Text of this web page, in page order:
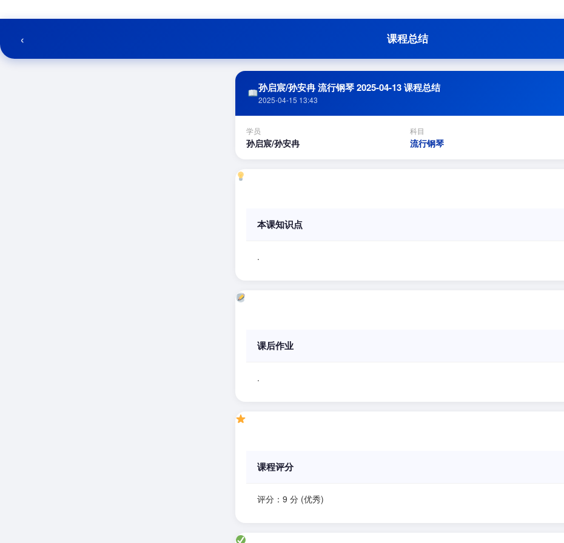
至
容
‹ 课程总结
孙启宸/孙安冉 流行钢琴 2025-04-13 课程总结
2025-04-15 13:43
学员
孙启宸/孙安冉
科目
流行钢琴
本课知识点
.
课后作业
.
课程评分
评分：9 分 (优秀)